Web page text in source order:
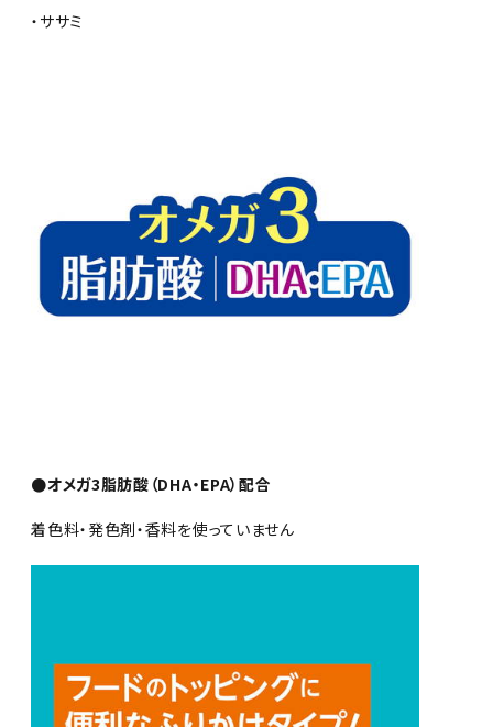
・ササミ
●オメガ3脂肪酸（DHA・EPA）配合
着色料・発色剤・香料を使っていません